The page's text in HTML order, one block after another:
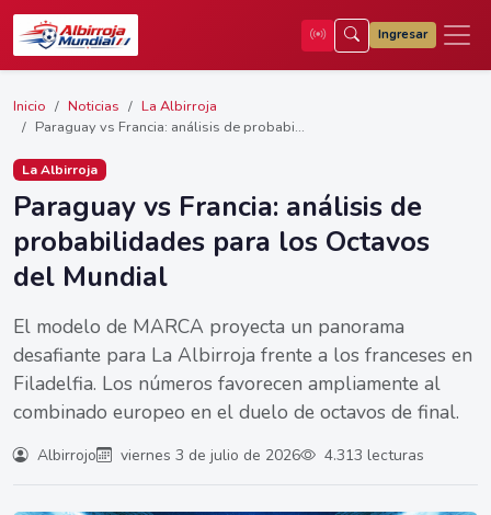
Ingresar
Inicio Noticias
La Albirroja
Paraguay vs Francia: análisis de probabi...
La Albirroja
Paraguay vs Francia: análisis de
probabilidades para los Octavos
del Mundial
El modelo de MARCA proyecta un panorama
desafiante para La Albirroja frente a los franceses en
Filadelfia. Los números favorecen ampliamente al
combinado europeo en el duelo de octavos de final.
Albirrojo viernes 3 de julio de 2026 4.313 lecturas